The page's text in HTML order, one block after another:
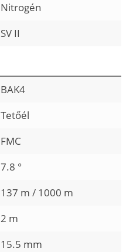
Nitrogén
SV II
BAK4
Tetőél
FMC
7.8 °
137 m / 1000 m
2 m
15.5 mm